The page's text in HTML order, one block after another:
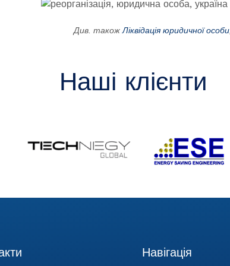
Див. також Ліквідація юридичної особи,
Наші клієнти
Навігація